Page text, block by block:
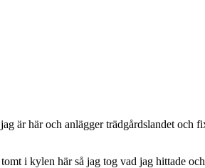
är här och anlägger trädgårdslandet och
i kylen här så jag tog vad jag hittade